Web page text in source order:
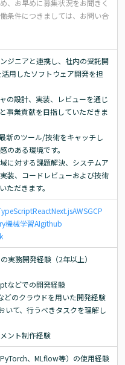
、お早めに募集状況をお聞きく
条件につきましては、お問い合
ジニアと連携し、社内の受託開
用したソフトウェア開発を担
の設計、実装、レビューを通じ
事業貢献を目指していただきま
新のツール/技術をキャッチし
のある環境です。
に対する課題解決、システムア
装、コードレビューおよび技術
ただきます。
ReactNext.jsAWSGCP
機械学習AIgithub
実務開発経験（2年以上）
などでの開発経験
どのクラウドを用いた開発経験
いて、行うべきタスクを理解し
ント制作経験
、MLflow等）の使用経験